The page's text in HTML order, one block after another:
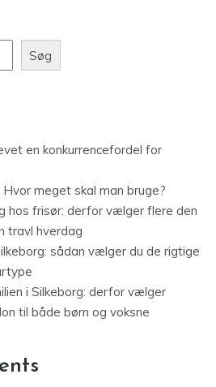
Søg
en konkurrencefordel for
meget skal man bruge?
hos frisør: derfor vælger flere den
travl hverdag
sådan vælger du de rigtige
i Silkeborg: derfor vælger
til både børn og voksne